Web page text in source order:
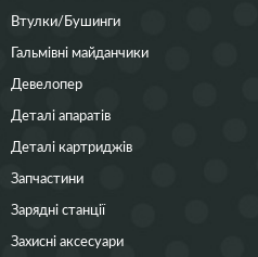
Втулки/Бушинги
Гальмівні майданчики
Девелопер
Деталі апаратів
Деталі картриджів
Запчастини
Зарядні станції
Захисні аксесуари